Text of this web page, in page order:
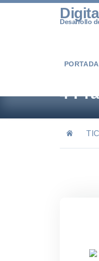
Skip
Desarrollo
PORTADA
4
TIC